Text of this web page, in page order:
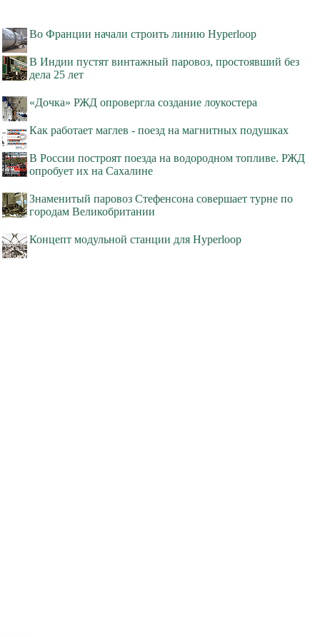
Во Франции начали строить линию Hyperloop
В Индии пустят винтажный паровоз, простоявший без
дела 25 лет
«Дочка» РЖД опровергла создание лоукостера
Как работает маглев - поезд на магнитных подушках
В России построят поезда на водородном топливе. РЖД
опробует их на Сахалине
Знаменитый паровоз Стефенсона совершает турне по
городам Великобритании
Концепт модульной станции для Hyperloop